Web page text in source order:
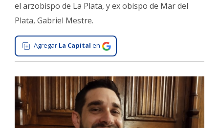
Cultura
Tecnología
Gastronomía
Salud
Interés
General
La
Ciudad
el arzobispo de La Plata, y ex obispo de Mar del
Plata, Gabriel Mestre.
Agregar La Capital en